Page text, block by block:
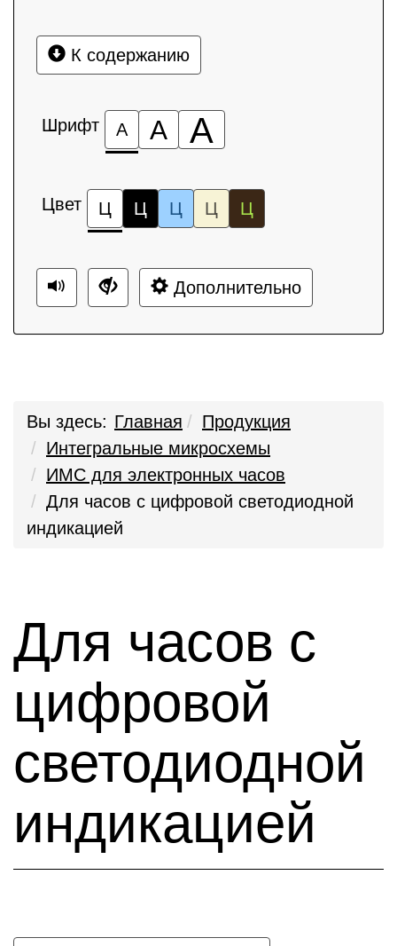
К содержанию
Шрифт А А А
Цвет Ц Ц Ц Ц Ц
Дополнительно
Вы здесь: Главная
Продукция
Интегральные микросхемы
ИМС для электронных часов
Для часов с цифровой светодиодной
индикацией
Для часов с
цифровой
светодиодной
индикацией